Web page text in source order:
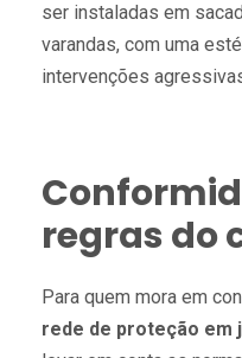
ser instaladas em
varandas, com uma
intervenções
regras do
Para quem mora em
rede de proteção em